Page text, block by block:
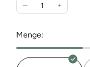
Verringere
Menge
für
Original
Geelee
Erhöhe
Original
Geelee
Menge: